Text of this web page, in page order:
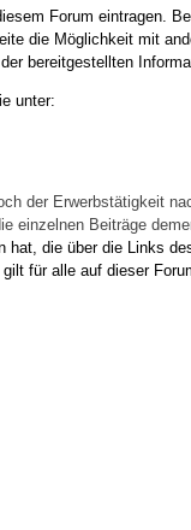
Forum eintragen.
die Möglichkeit mit
bereitgestellten
unter:
der Erwerbstätigkeit
einzelnen Beiträge
die über die Links
für alle auf dieser